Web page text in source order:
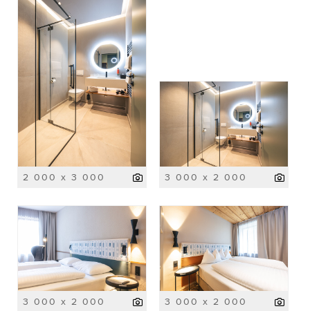
2 000 x 3 000 3 000 x 2 000
3 000 x 2 000 3 000 x 2 000